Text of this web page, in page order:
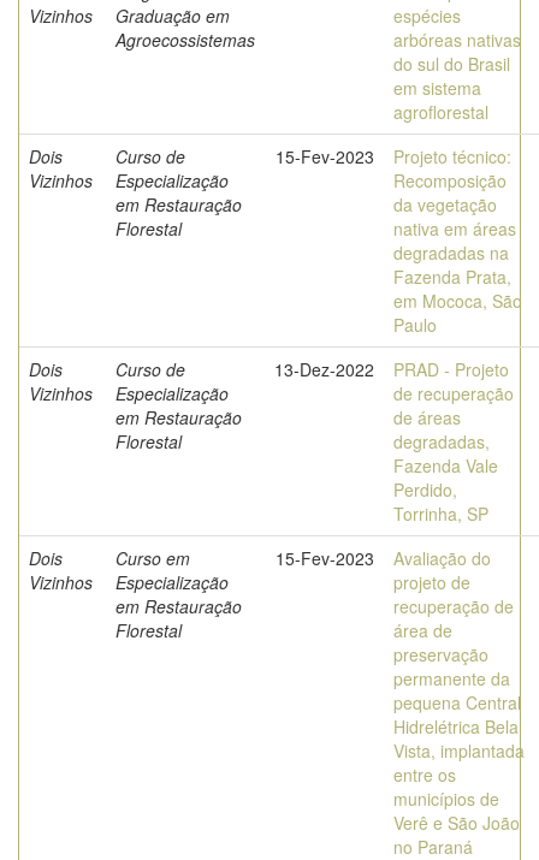
Vizinhos
Graduação em
Agroecossistemas
espécies
arbóreas nativas
do sul do Brasil
em sistema
agroflorestal
Dois
Vizinhos
Curso de
Especialização
em Restauração
Florestal
15-Fev-2023
Projeto técnico:
Recomposição
da vegetação
nativa em áreas
degradadas na
Fazenda Prata,
em Mococa, São
Paulo
Dois
Vizinhos
Curso de
Especialização
em Restauração
Florestal
13-Dez-2022
PRAD -­ Projeto
de recuperação
de áreas
degradadas,
Fazenda Vale
Perdido,
Torrinha, SP
Dois
Vizinhos
Curso em
Especialização
em Restauração
Florestal
15-Fev-2023
Avaliação do
projeto de
recuperação de
área de
preservação
permanente da
pequena Central
Hidrelétrica Bela
Vista, implantada
entre os
municípios de
Verê e São João
no Paraná